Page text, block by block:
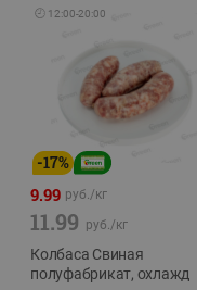
🕘 12:00-20:00
-17%
9.99 руб./кг
11.99 руб./кг
Колбаса Свиная
полуфабрикат, охлажд